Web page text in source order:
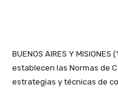
BUENOS AIRES Y
establecen las Normas de
estrategias y técnicas de